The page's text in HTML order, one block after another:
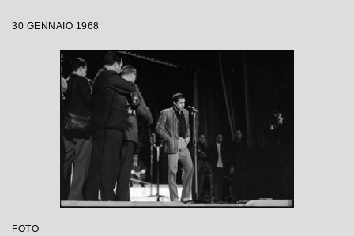
30 GENNAIO 1968
FOTO